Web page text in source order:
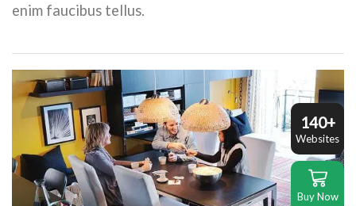
enim faucibus tellus.
140+
Websites
Buy Now